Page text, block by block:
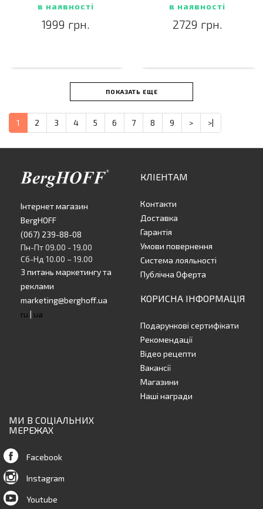
в наявності
1999 грн.
в наявності
2729 грн.
ПОКАЗАТЬ ЕЩЕ
1 2 3 4 5 6 7 8 9 > >|
Інтернет магазин
BergHOFF
(067) 239-88-08
Пн-Пт 09.00 - 19.00
Сб-Нд 10.00 – 19.00
З питань маркетингу та
реклами
marketing@berghoff.ua
ru | ua
КЛІЕНТАМ
Контакти
Доставка
Гарантія
Умови повернення
Система лояльності
Публічна Оферта
КОРИСНА ІНФОРМАЦІЯ
Подарункові сертифікати
Рекомендації
Відео рецепти
Вакансії
Магазини
Наші награди
МИ В СОЦІАЛЬНИХ
МЕРЕЖАХ
Facebook
Instagram
Youtube